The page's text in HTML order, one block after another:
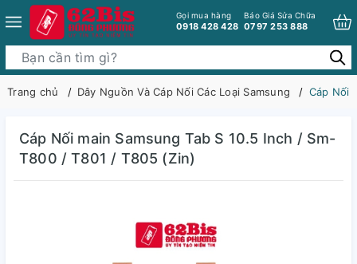
Gọi mua hàng
0918 428 428
Báo Giá Sửa Chữa
0797 253 888
Trang chủ Dây Nguồn Và Cáp Nối Các Loại Samsung Cáp Nối
Cáp Nối main Samsung Tab S 10.5 Inch / Sm-
T800 / T801 / T805 (Zin)